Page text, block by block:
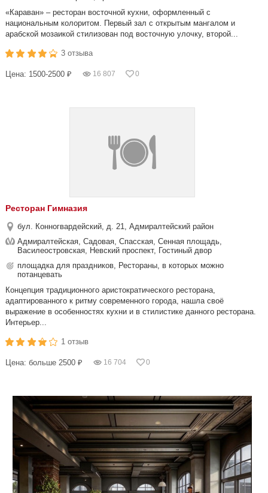
«Караван» – ресторан восточной кухни, оформленный с
национальным колоритом. Первый зал с открытым мангалом и
арабской мозаикой стилизован под восточную улочку, второй...
3 отзыва
Цена: 1500-2500 ₽ 16 807 0
Ресторан Гимназия
бул. Конногвардейский, д. 21, Адмиралтейский район
Адмиралтейская, Садовая, Спасская, Сенная площадь,
Василеостровская, Невский проспект, Гостиный двор
площадка для праздников, Рестораны, в которых можно
потанцевать
Концепция традиционного аристократического ресторана,
адаптированного к ритму современного города, нашла своё
выражение в особенностях кухни и в стилистике данного ресторана.
Интерьер...
1 отзыв
Цена: больше 2500 ₽ 16 704 0